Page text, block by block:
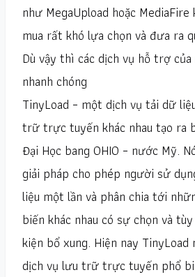
như MegaUpload hoặc
mua rất khó lựa chọn và đưa ra
Dù vậy thì các dịch vụ hỗ trợ
nhanh chóng
TinyLoad – một dịch vụ tải dữ
trữ trực tuyến khác nhau tạo ra
Đại Học bang OHIO – nước Mỹ.
giải pháp cho phép người sử
liệu một lần và phân chia tới
biến khác nhau có sự chọn và
kiện bổ xung. Hiện nay
dịch vụ lưu trữ trực tuyến phổ